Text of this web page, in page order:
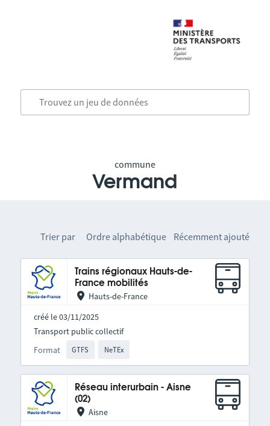
commune
Vermand
Trier par Ordre alphabétique Récemment ajouté
Trains régionaux Hauts-de-
France mobilités
Hauts-de-France
créé le 03/11/2025
Format GTFS NeTEx
Transport public collectif
Réseau interurbain - Aisne
(02)
Aisne